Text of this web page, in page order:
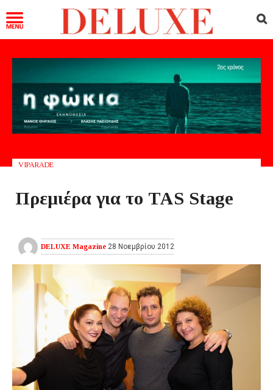
VIPARADE
Πρεμιέρα για το TAS Stage
DELUXE Magazine 28 Νοεμβρίου 2012